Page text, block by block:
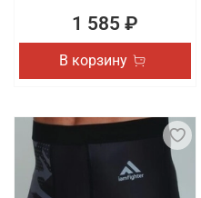
1 585 ₽
В корзину